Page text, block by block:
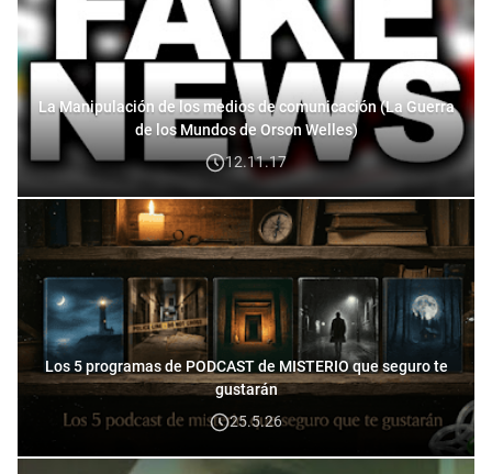
La Manipulación de los medios de comunicación (La Guerra
de los Mundos de Orson Welles)
12.11.17
Los 5 programas de PODCAST de MISTERIO que seguro te
gustarán
25.5.26